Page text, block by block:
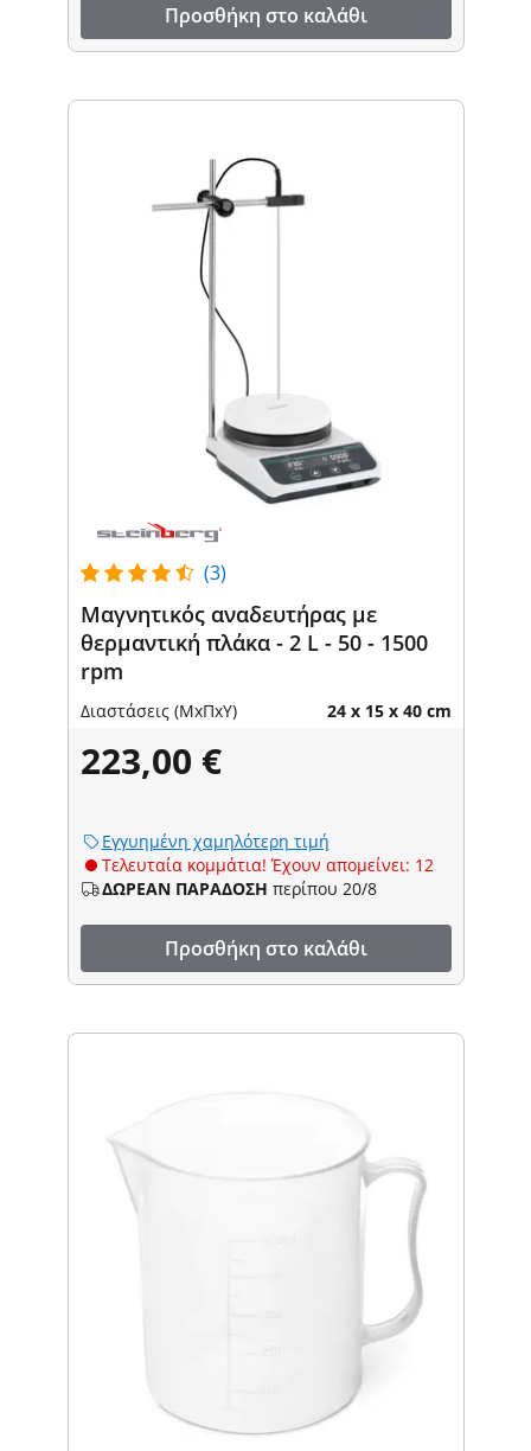
Προσθήκη στο καλάθι
(3)
Μαγνητικός αναδευτήρας με
θερμαντική πλάκα - 2 L - 50 - 1500
rpm
Διαστάσεις (ΜxΠxΥ) 24 x 15 x 40 cm
223,00 €
Εγγυημένη χαμηλότερη τιμή
Τελευταία κομμάτια! Έχουν απομείνει: 12
ΔΩΡΕΑΝ ΠΑΡΑΔΟΣΗ περίπου 20/8
Προσθήκη στο καλάθι